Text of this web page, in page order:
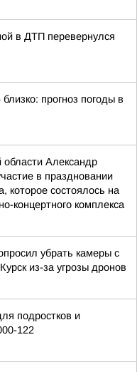
в ДТП перевернулся
прогноз погоды в
области Александр
в праздновании
которое состоялось на
концертного комплекса
убрать камеры с
из-за угрозы дронов
подростков и
122